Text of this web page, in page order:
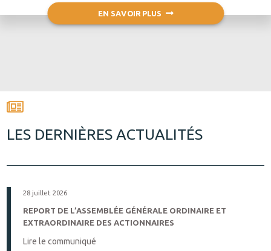
EN SAVOIR PLUS
LES DERNIÈRES ACTUALITÉS
28 juillet 2026
REPORT DE L’ASSEMBLÉE GÉNÉRALE ORDINAIRE ET
EXTRAORDINAIRE DES ACTIONNAIRES
Lire le communiqué